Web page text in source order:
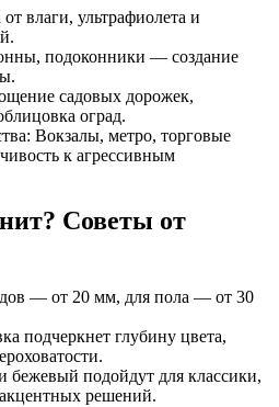
влаги, ультрафиолета и
подоконники — создание
садовых дорожек,
оград.
Вокзалы, метро, торговые
к агрессивным
Советы от
— от 20 мм, для пола — от 30
подчеркнет глубину цвета,
бежевый подойдут для классики,
решений.